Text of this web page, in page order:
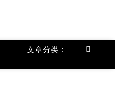
文章分类：
Toggle